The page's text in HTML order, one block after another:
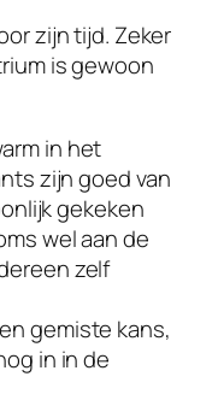
zijn tijd. Zeker
is gewoon
in het
zijn goed van
gekeken
wel aan de
zelf
gemiste kans,
in in de